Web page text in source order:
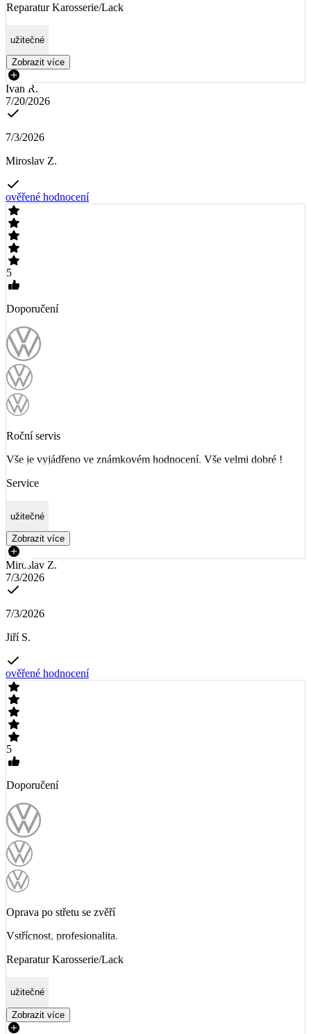
Reparatur Karosserie/Lack
užitečné
Zobrazit více
Ivan R.
7/20/2026
7/3/2026
Miroslav Z.
ověřené hodnocení
5
Doporučení
Roční servis
Vše je vyjádřeno ve známkovém hodnocení. Vše velmi dobré !
Service
užitečné
Zobrazit více
Miroslav Z.
7/3/2026
7/3/2026
Jiří S.
ověřené hodnocení
5
Doporučení
Oprava po střetu se zvěří
Vstřícnost, profesionalita.
Reparatur Karosserie/Lack
užitečné
Zobrazit více